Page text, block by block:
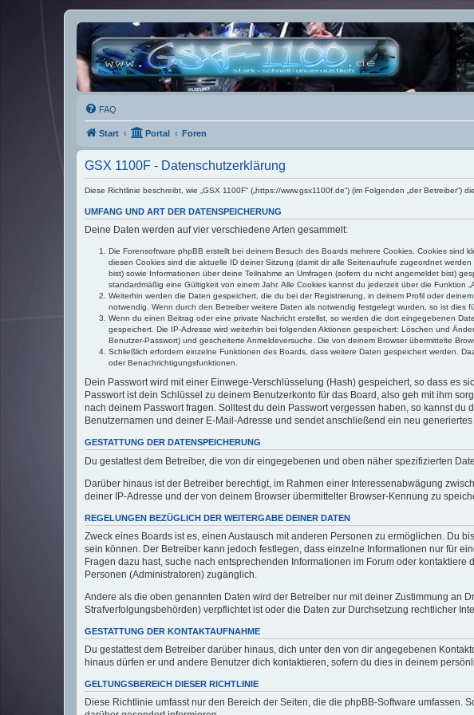
FAQ
Start Portal Foren
GSX 1100F - Datenschutzerklärung
Diese Richtlinie beschreibt, wie „GSX 1100F“ („https://www.gsx1100f.de“) (im Folgenden „der
UMFANG UND ART DER DATENSPEICHERUNG
Deine Daten werden auf vier verschiedene Arten gesammelt:
Die Forensoftware phpBB erstellt bei deinem Besuch des Boards mehrere Cookies. Cookies
diesen Cookies sind die aktuelle ID deiner Sitzung (damit dir alle Seitenaufrufe zugeordnet
bist) sowie Informationen über deine Teilnahme an Umfragen (sofern du nicht angemeldet bist)
standardmäßig eine Gültigkeit von einem Jahr. Alle Cookies kannst du jederzeit über die Funktion
Weiterhin werden die Daten gespeichert, die du bei der Registrierung, in deinem Profil oder
notwendig. Wenn durch den Betreiber weitere Daten als notwendig festgelegt wurden, so ist dies
Wenn du einen Beitrag oder eine private Nachricht erstellst, so werden die dort eingegebenen
gespeichert. Die IP-Adresse wird weiterhin bei folgenden Aktionen gespeichert: Löschen und
Benutzer-Passwort) und gescheiterte Anmeldeversuche. Die von deinem Browser übermittelte
Schließlich erfordern einzelne Funktionen des Boards, dass weitere Daten gespeichert werden.
oder Benachrichtigungsfunktionen.
Dein Passwort wird mit einer Einwege-Verschlüsselung (Hash) gespeichert, so dass es
Passwort ist dein Schlüssel zu deinem Benutzerkonto für das Board, also geh mit ihm
nach deinem Passwort fragen. Solltest du dein Passwort vergessen haben, so kannst
Benutzernamen und deiner E-Mail-Adresse und sendet anschließend ein neu
GESTATTUNG DER DATENSPEICHERUNG
Du gestattest dem Betreiber, die von dir eingegebenen und oben näher spezifizierten
Darüber hinaus ist der Betreiber berechtigt, im Rahmen einer Interessenabwägung
deiner IP-Adresse und der von deinem Browser übermittelter Browser-Kennung zu
REGELUNGEN BEZÜGLICH DER WEITERGABE DEINER DATEN
Zweck eines Boards ist es, einen Austausch mit anderen Personen zu ermöglichen. Du
sein können. Der Betreiber kann jedoch festlegen, dass einzelne Informationen nur für
Fragen dazu hast, suche nach entsprechenden Informationen im Forum oder
Personen (Administratoren) zugänglich.
Andere als die oben genannten Daten wird der Betreiber nur mit deiner Zustimmung an
Strafverfolgungsbehörden) verpflichtet ist oder die Daten zur Durchsetzung rechtlicher
GESTATTUNG DER KONTAKTAUFNAHME
Du gestattest dem Betreiber darüber hinaus, dich unter den von dir angegebenen
hinaus dürfen er und andere Benutzer dich kontaktieren, sofern du dies in deinem
GELTUNGSBEREICH DIESER RICHTLINIE
Diese Richtlinie umfasst nur den Bereich der Seiten, die die phpBB-Software